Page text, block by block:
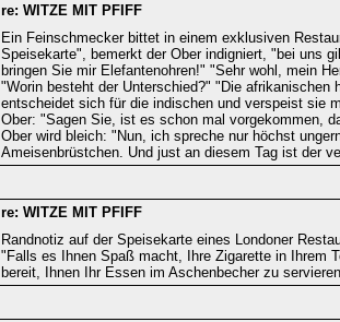
re: WITZE MIT PFIFF
Ein Feinschmecker bittet in einem exklusiven
Speisekarte", bemerkt der Ober indigniert, "bei uns
bringen Sie mir Elefantenohren!" "Sehr wohl, mein
"Worin besteht der Unterschied?" "Die
entscheidet sich für die indischen und verspeist sie
Ober: "Sagen Sie, ist es schon mal vorgekommen,
Ober wird bleich: "Nun, ich spreche nur höchst
Ameisenbrüstchen. Und just an diesem Tag ist der
re: WITZE MIT PFIFF
Randnotiz auf der Speisekarte eines Londoner
"Falls es Ihnen Spaß macht, Ihre Zigarette in Ihrem
bereit, Ihnen Ihr Essen im Aschenbecher zu